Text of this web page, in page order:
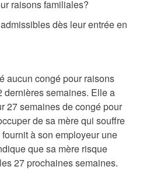
raisons familiales?
dès leur entrée en
aucun congé pour raisons
dernières semaines. Elle a
27 semaines de congé pour
de sa mère qui souffre
à son employeur une
que sa mère risque
27 prochaines semaines.